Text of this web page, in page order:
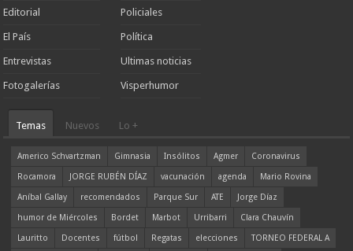
Editorial
El País
Entrevistas
Fotogalerías
Policiales
Política
Ultimas noticias
Visperhumor
Temas Nuevos Lo +
Americo Schvartzman Gimnasia Insólitos Agmer
Coronavirus
Rocamora
JORGE RUBÉN DÍAZ vacunación agenda
Mario Rovina
Aníbal Gallay
recomendados Parque Sur ATE
Jorge Díaz
humor de Miércoles
Bordet Marbot Urribarri
Clara Chauvín
Lauritto
Docentes fútbol Regatas elecciones TORNEO FEDERAL A